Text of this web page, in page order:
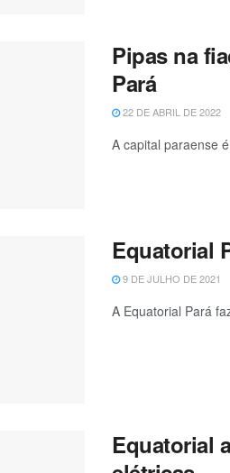
Pipas na
Pará
22 DE ABRIL DE 2022
A capital paraense
Equatorial
9 DE JULHO DE 2021
A Equatorial Pará
Equatorial